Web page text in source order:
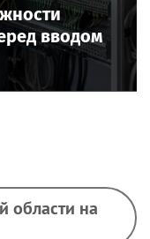
вводом
области на